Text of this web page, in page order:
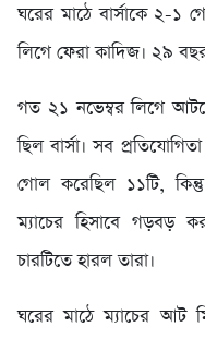
ঘরের মাঠে বার্সাকে ২-১
লিগে ফেরা কাদিজ। ২৯
গত ২১ নভেম্বর লিগে
ছিল বার্সা। সব
গোল করেছিল ১১টি,
ম্যাচের হিসাবে গড়বড়
চারটিতে হারল তারা।
ঘরের মাঠে ম্যাচের আট